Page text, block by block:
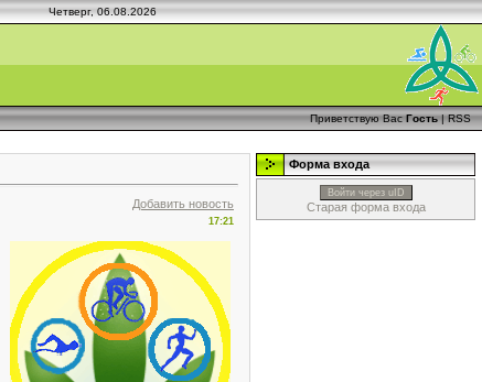
Четверг, 06.08.2026
Приветствую Вас Гость|RSS
Добавить новость
17:21
Форма входа
Войти через uID
Старая форма входа